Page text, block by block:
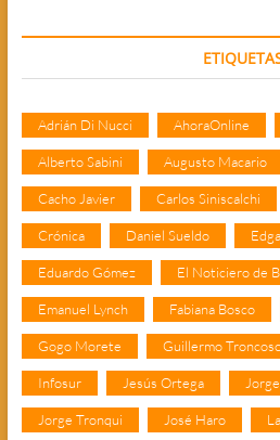
Adrián Di Nucci AhoraOnline
Alberto Sabini Augusto Macario
Cacho Javier Carlos Siniscalchi
Crónica Daniel Sueldo
Eduardo Gómez El Noticiero de
Emanuel Lynch Fabiana Bosco
Gogo Morete Guillermo
Infosur Jesús Ortega
Jorge Tronqui José Haro